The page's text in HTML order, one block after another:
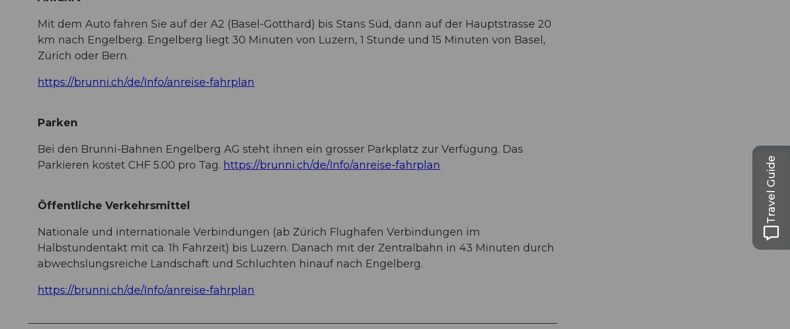
Mit dem Auto fahren Sie auf der A2 (Basel-Gotthard) bis Stans Süd, dann auf der Hauptstrasse 20
km nach Engelberg. Engelberg liegt 30 Minuten von Luzern, 1 Stunde und 15 Minuten von Basel,
Zürich oder Bern.
https://brunni.ch/de/Info/anreise-fahrplan
Parken
Bei den Brunni-Bahnen Engelberg AG steht ihnen ein grosser Parkplatz zur Verfügung. Das
Parkieren kostet CHF 5.00 pro Tag. https://brunni.ch/de/Info/anreise-fahrplan
Öffentliche Verkehrsmittel
Nationale und internationale Verbindungen (ab Zürich Flughafen Verbindungen im
Halbstundentakt mit ca. 1h Fahrzeit) bis Luzern. Danach mit der Zentralbahn in 43 Minuten durch
abwechslungsreiche Landschaft und Schluchten hinauf nach Engelberg.
https://brunni.ch/de/Info/anreise-fahrplan
Travel Guide